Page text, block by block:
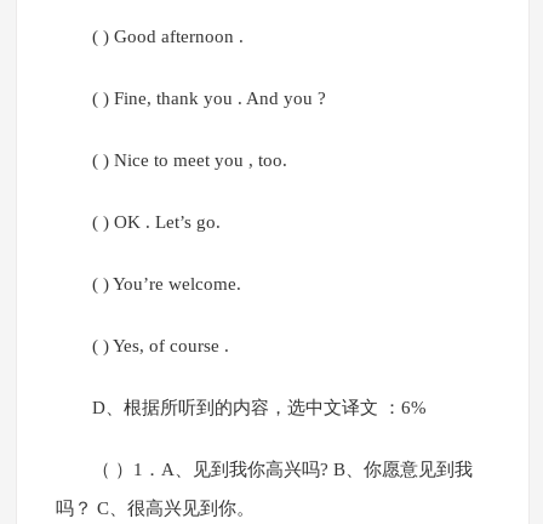
( ) Good afternoon .
( ) Fine, thank you . And you ?
( ) Nice to meet you , too.
( ) OK . Let’s go.
( ) You’re welcome.
( ) Yes, of course .
D、根据所听到的内容，选中文译文 ：6%
（ ）1．A、见到我你高兴吗? B、你愿意见到我
吗？ C、很高兴见到你。